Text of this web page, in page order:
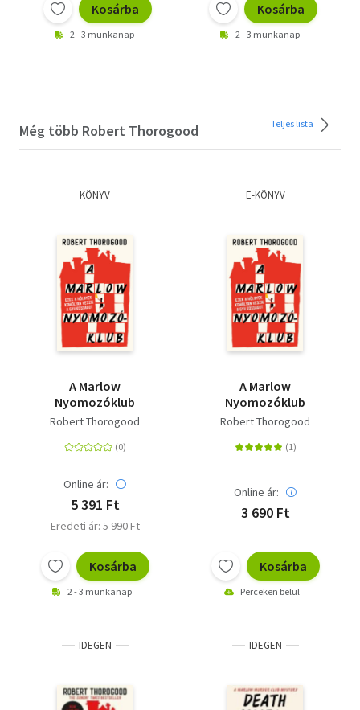
Kosárba
2 - 3 munkanap
Kosárba
2 - 3 munkanap
Még több Robert Thorogood Teljes lista
KÖNYV
A Marlow
Nyomozóklub
Robert Thorogood
Online ár:
5 391 Ft
Eredeti ár: 5 990 Ft
Kosárba
2 - 3 munkanap
E-KÖNYV
A Marlow
Nyomozóklub
Robert Thorogood
Online ár:
3 690 Ft
Kosárba
Perceken belül
IDEGEN IDEGEN